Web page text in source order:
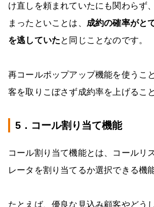
け直しを頼まれていたにも関わらず
まったといことは、 成約の確率がと
を逃していた と同じことなのです。
再コールポップアップ機能を使うこ
客を取りこぼさず成約率を上げるこ
5．コール割り当て機能
コール割り当て機能とは、コールリ
レータを割り当てるか選択できる機
たとえば、優良な見込み顧客やどう